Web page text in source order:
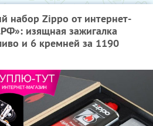
набор Zippo от интернет-
изящная зажигалка
и 6 кремней за 1190